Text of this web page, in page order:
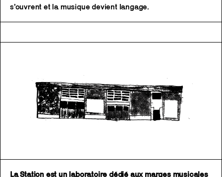
s’ouvrent et la musique devient langage.
La Station est un laboratoire dédié aux marges musicales